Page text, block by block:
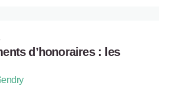
d’honoraires : les